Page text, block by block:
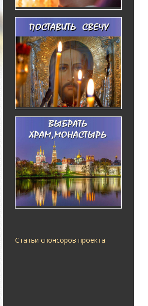
Статьи спонсоров проекта